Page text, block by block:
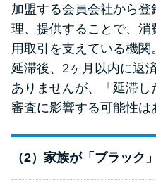
加盟する会員会社から
理、提供することで、
用取引を支えている機関。
延滞後、2ヶ月以内に返
ありませんが、「延滞
審査に影響する可能性は
（2）家族が「ブラック